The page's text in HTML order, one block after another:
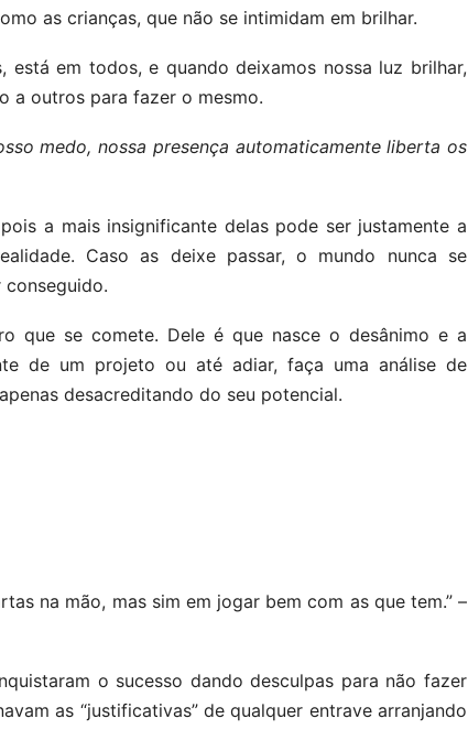
as crianças, que não se intimidam em brilhar.
está em todos, e quando deixamos nossa luz brilhar,
a outros para fazer o mesmo.
medo, nossa presença automaticamente liberta os
a mais insignificante delas pode ser justamente a
Caso as deixe passar, o mundo nunca se
que se comete. Dele é que nasce o desânimo e a
de um projeto ou até adiar, faça uma análise de
desacreditando do seu potencial.
na mão, mas sim em jogar bem com as que tem.” –
o sucesso dando desculpas para não fazer
as “justificativas” de qualquer entrave arranjando